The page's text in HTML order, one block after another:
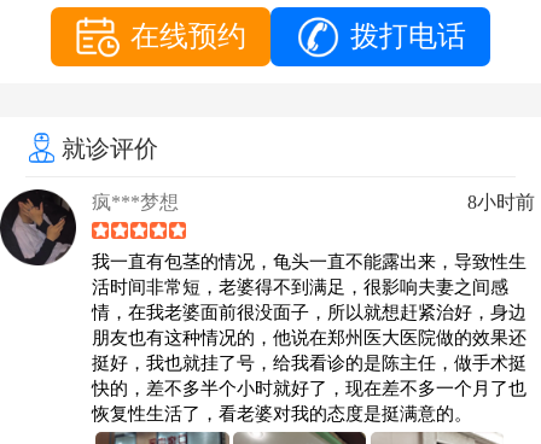
在线预约 拨打电话
就诊评价
疯***梦想 8小时前
我一直有包茎的情况，龟头一直不能露出来，导致性生
活时间非常短，老婆得不到满足，很影响夫妻之间感
情，在我老婆面前很没面子，所以就想赶紧治好，身边
朋友也有这种情况的，他说在郑州医大医院做的效果还
挺好，我也就挂了号，给我看诊的是陈主任，做手术挺
快的，差不多半个小时就好了，现在差不多一个月了也
恢复性生活了，看老婆对我的态度是挺满意的。